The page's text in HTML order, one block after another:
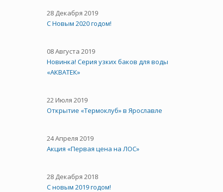
28 Декабря 2019
С Новым 2020 годом!
08 Августа 2019
Новинка! Серия узких баков для воды
«АКВАТЕК»
22 Июля 2019
Открытие «Термоклуб» в Ярославле
24 Апреля 2019
Акция «Первая цена на ЛОС»
28 Декабря 2018
С новым 2019 годом!